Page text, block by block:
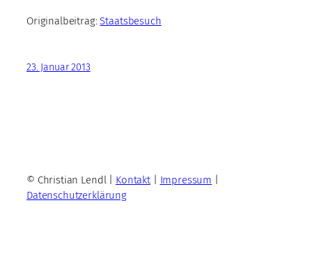
Originalbeitrag:Staatsbesuch
23. Januar 2013
© Christian Lendl | Kontakt| Impressum
Datenschutzerklärung